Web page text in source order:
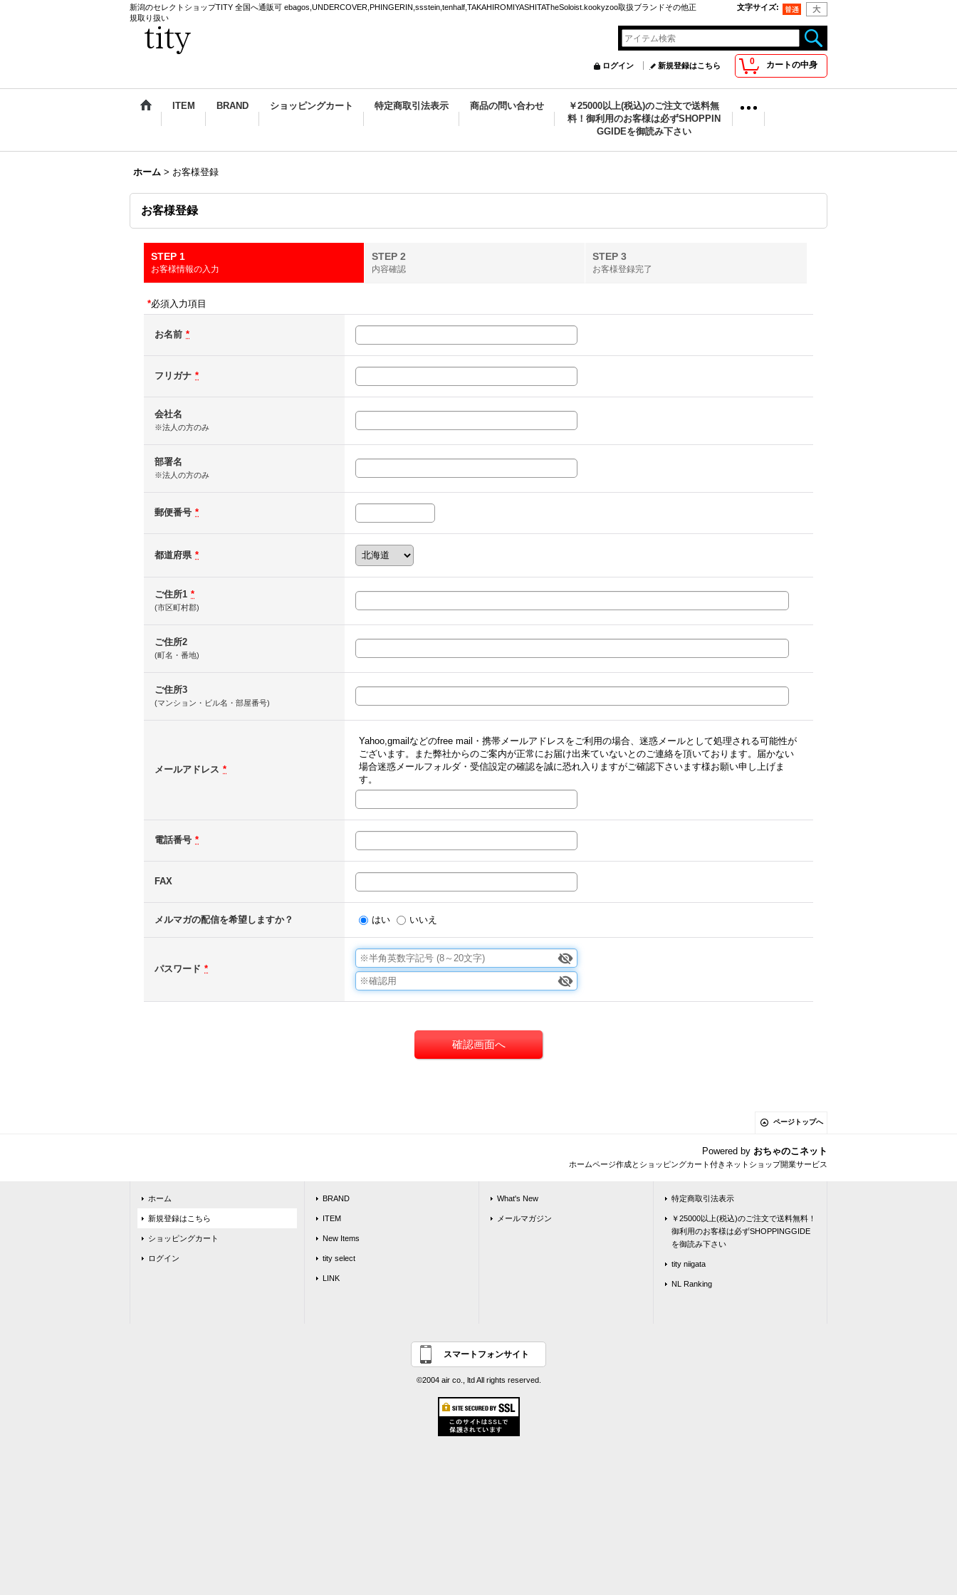
新潟のセレクトショップTITY 全国へ通販可 ebagos,UNDERCOVER,PHINGERIN,ssstein,tenhalf,TAKAHIROMIYASHITATheSoloist.kookyzoo取扱ブランドその他正
規取り扱い
文字サイズ:
0 カートの中身
ログイン 新規登録はこちら
ITEM BRAND ショッピングカート 特定商取引法表示 商品の問い合わせ
￥25000以上(税込)のご注文で送料無
料！御利用のお客様は必ずSHOPPIN
GGIDEを御読み下さい
ホーム > お客様登録
お客様登録
STEP 1
お客様情報の入力
STEP 2
内容確認
STEP 3
お客様登録完了
*必須入力項目
お名前 *
フリガナ *
会社名
※法人の方のみ
部署名
※法人の方のみ
郵便番号 *
都道府県 *
ご住所1 *
(市区町村郡)
ご住所2
(町名・番地)
ご住所3
(マンション・ビル名・部屋番号)
メールアドレス *
Yahoo,gmailなどのfree mail・携帯メールアドレスをご利用の場合、迷惑メールとして処理される可能性が
ございます。また弊社からのご案内が正常にお届け出来ていないとのご連絡を頂いております。届かない
場合迷惑メールフォルダ・受信設定の確認を誠に恐れ入りますがご確認下さいます様お願い申し上げま
す。
電話番号 *
FAX
メルマガの配信を希望しますか？ はい いいえ
パスワード *
ページトップへ
Powered by おちゃのこネット
ホームページ作成とショッピングカート付きネットショップ開業サービス
ホーム
新規登録はこちら
ショッピングカート
ログイン
BRAND
ITEM
New Items
tity select
LINK
What's New
メールマガジン
特定商取引法表示
￥25000以上(税込)のご注文で送料無料！
御利用のお客様は必ずSHOPPINGGIDE
を御読み下さい
tity niigata
NL Ranking
スマートフォンサイト
©2004 air co., ltd All rights reserved.